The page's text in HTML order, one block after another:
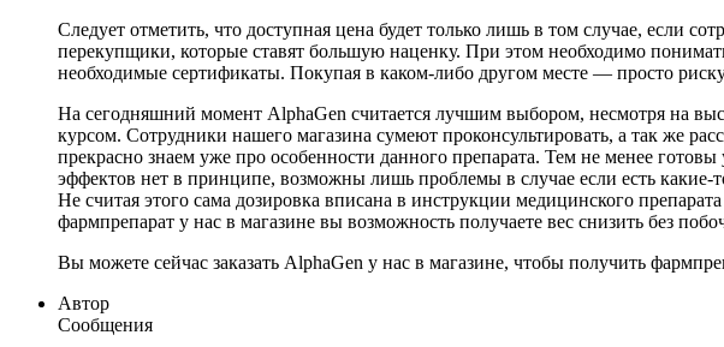
Следует отметить, что доступная цена будет только лишь в том случае, если
перекупщики, которые ставят большую наценку. При этом необходимо
необходимые сертификаты. Покупая в каком-либо другом месте — просто
На сегодняшний момент AlphaGen считается лучшим выбором, несмотря на
курсом. Сотрудники нашего магазина сумеют проконсультировать, а так же
прекрасно знаем уже про особенности данного препарата. Тем не менее
эффектов нет в принципе, возможны лишь проблемы в случае если есть
Не считая этого сама дозировка вписана в инструкции медицинского
фармпрепарат у нас в магазине вы возможность получаете вес снизить без
Вы можете сейчас заказать AlphaGen у нас в магазине, чтобы получить
Автор
Сообщения